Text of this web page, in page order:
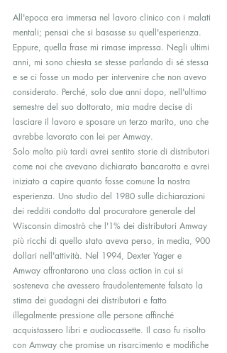
All'epoca era immersa nel lavoro clinico con i malati
mentali; pensai che si basasse su quell'esperienza.
Eppure, quella frase mi rimase impressa. Negli ultimi
anni, mi sono chiesta se stesse parlando di sé stessa
e se ci fosse un modo per intervenire che non avevo
considerato. Perché, solo due anni dopo, nell'ultimo
semestre del suo dottorato, mia madre decise di
lasciare il lavoro e sposare un terzo marito, uno che
avrebbe lavorato con lei per Amway.
Solo molto più tardi avrei sentito storie di distributori
come noi che avevano dichiarato bancarotta e avrei
iniziato a capire quanto fosse comune la nostra
esperienza. Uno studio del 1980 sulle dichiarazioni
dei redditi condotto dal procuratore generale del
Wisconsin dimostrò che l'1% dei distributori Amway
più ricchi di quello stato aveva perso, in media, 900
dollari nell'attività. Nel 1994, Dexter Yager e
Amway affrontarono una class action in cui si
sosteneva che avessero fraudolentemente falsato la
stima dei guadagni dei distributori e fatto
illegalmente pressione alle persone affinché
acquistassero libri e audiocassette. Il caso fu risolto
con Amway che promise un risarcimento e modifiche